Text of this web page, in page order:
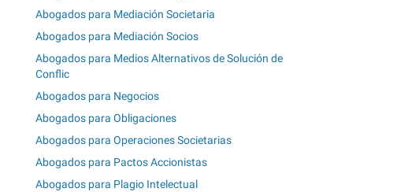
Abogados para Mediación Societaria
Abogados para Mediación Socios
Abogados para Medios Alternativos de Solución de
Conflic
Abogados para Negocios
Abogados para Obligaciones
Abogados para Operaciones Societarias
Abogados para Pactos Accionistas
Abogados para Plagio Intelectual